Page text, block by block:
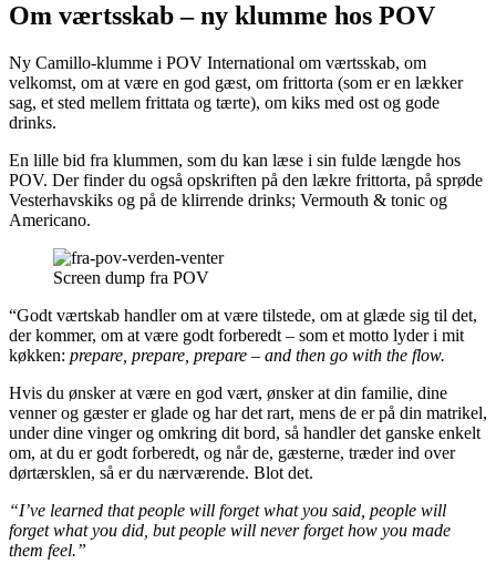
Om værtsskab – ny klumme hos POV
Ny Camillo-klumme i POV International om værtsskab, om
velkomst, om at være en god gæst, om frittorta (som er en lækker
sag, et sted mellem frittata og tærte), om kiks med ost og gode
drinks.
En lille bid fra klummen, som du kan læse i sin fulde længde hos
POV. Der finder du også opskriften på den lækre frittorta, på sprøde
Vesterhavskiks og på de klirrende drinks; Vermouth & tonic og
Americano.
Screen dump fra POV
“Godt værtskab handler om at være tilstede, om at glæde sig til det,
der kommer, om at være godt forberedt – som et motto lyder i mit
køkken: prepare, prepare, prepare – and then go with the flow.
Hvis du ønsker at være en god vært, ønsker at din familie, dine
venner og gæster er glade og har det rart, mens de er på din matrikel,
­under dine vinger og omkring dit bord, så handler det ganske enkelt
om, at du er godt forberedt, og når de, gæsterne, træder ind over
dørtærsklen, så er du nærværende. Blot det.
“I’ve learned that people will forget what you said, people will
forget what you did, but people will never forget how you made
them feel.”